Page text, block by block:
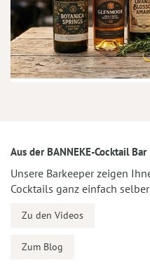
Aus der BANNEKE-Cocktail Bar
Unsere Barkeeper zeigen
Cocktails ganz einfach
Zu den Videos
Zum Blog